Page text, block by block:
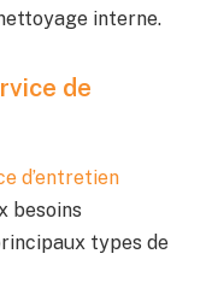
interne.
de
d’entretien
besoins
types de